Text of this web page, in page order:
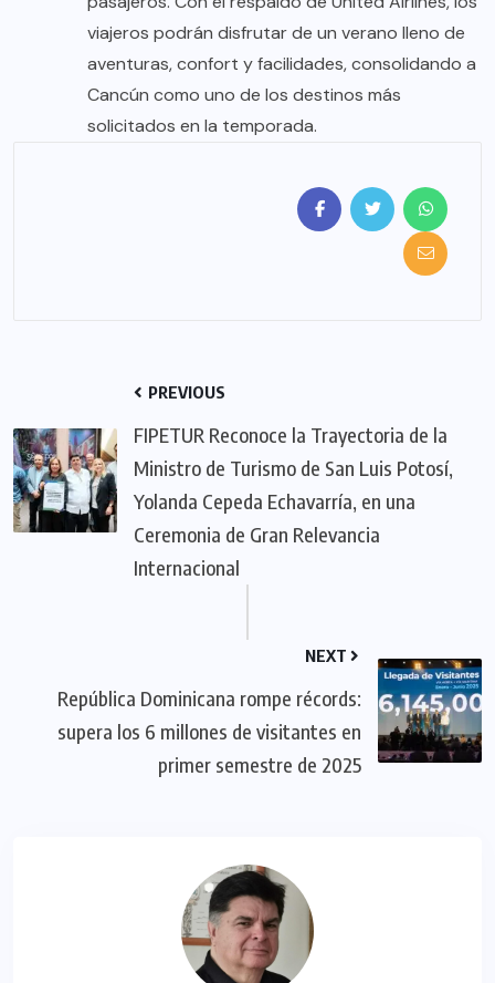
viajeros podrán disfrutar de un verano lleno de
aventuras, confort y facilidades, consolidando a
Cancún como uno de los destinos más
solicitados en la temporada.
PREVIOUS
FIPETUR Reconoce la Trayectoria de la
Ministro de Turismo de San Luis Potosí,
Yolanda Cepeda Echavarría, en una
Ceremonia de Gran Relevancia
Internacional
NEXT
República Dominicana rompe récords:
supera los 6 millones de visitantes en
primer semestre de 2025